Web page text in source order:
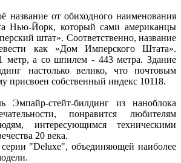
название от обиходного наименования
Нью-Йорк, который сами американцы
штат». Соответственно, название
как «Дом Имперского Штата».
метр, а со шпилем - 443 метра. Здание
настолько велико, что почтовым
собственный индекс 10118.
Эмпайр-стейт-билдинг из наноблока
понравится любителям
интересующимся техническими
20 века.
"Deluxe", объединяющей наиболее